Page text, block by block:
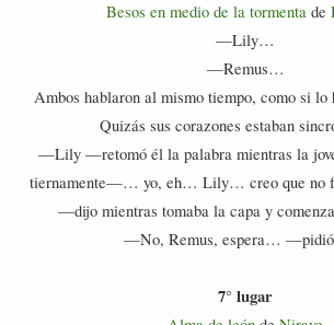
Besos en medio de la tormentade
—Lily…
—Remus…
Ambos hablaron al mismo tiempo, como si lo
Quizás sus corazones estaban
—Lily —retomó él la palabra mientras la
tiernamente—… yo, eh… Lily… creo que no
—dijo mientras tomaba la capa y
—No, Remus, espera…
7° lugar